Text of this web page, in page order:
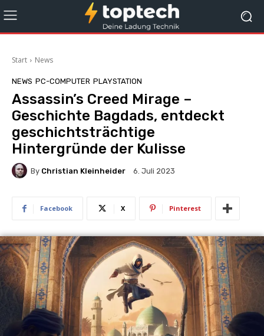
Start News
NEWS PC-COMPUTER PLAYSTATION
Assassin’s Creed Mirage –
Geschichte Bagdads, entdeckt
geschichtsträchtige
Hintergründe der Kulisse
By Christian Kleinheider 6. Juli 2023
Facebook X Pinterest